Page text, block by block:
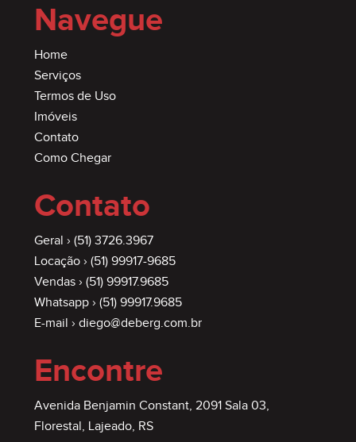
Navegue
Home
Serviços
Termos de Uso
Imóveis
Contato
Como Chegar
Contato
Geral › (51) 3726.3967
Locação › (51) 99917-9685
Vendas › (51) 99917.9685
Whatsapp › (51) 99917.9685
E-mail › diego@deberg.com.br
Encontre
Avenida Benjamin Constant, 2091 Sala 03,
Florestal, Lajeado, RS